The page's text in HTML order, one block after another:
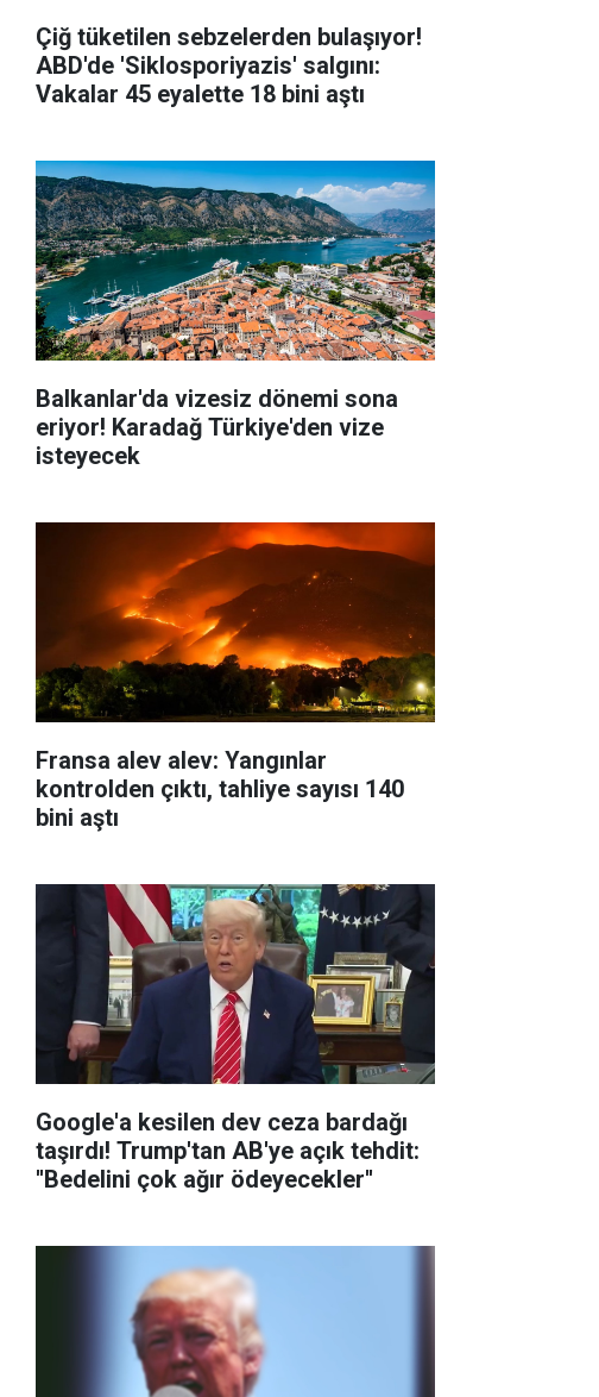
Çiğ tüketilen sebzelerden bulaşıyor!
ABD'de 'Siklosporiyazis' salgını:
Vakalar 45 eyalette 18 bini aştı
Balkanlar'da vizesiz dönemi sona
eriyor! Karadağ Türkiye'den vize
isteyecek
Fransa alev alev: Yangınlar
kontrolden çıktı, tahliye sayısı 140
bini aştı
Google'a kesilen dev ceza bardağı
taşırdı! Trump'tan AB'ye açık tehdit:
''Bedelini çok ağır ödeyecekler''